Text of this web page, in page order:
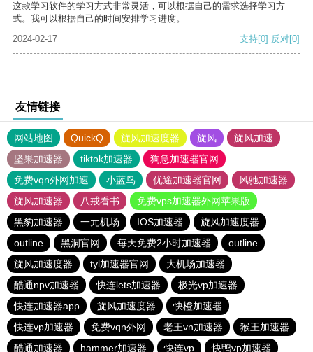
这款学习软件的学习方式非常灵活，可以根据自己的需求选择学习方
式。我可以根据自己的时间安排学习进度。
2024-02-17
支持[0] 反对[0]
友情链接
网站地图 QuickQ 旋风加速度器 旋风
旋风加速
坚果加速器
tiktok加速器
狗急加速器官网
免费vqn外网加速
小蓝鸟 优途加速器官网
风驰加速器
旋风加速器
八戒看书
免费vps加速器外网苹果版
黑豹加速器
一元机场 IOS加速器
旋风加速度器
outline
黑洞官网 每天免费2小时加速器
outline
旋风加速度器
tyl加速器官网
大机场加速器
酷通npv加速器
快连lets加速器
极光vp加速器
快连加速器app
旋风加速度器
快橙加速器
快连vp加速器
免费vqn外网 老王vn加速器
猴王加速器
酷通加速器
hammer加速器 快连vp 快鸭vp加速器